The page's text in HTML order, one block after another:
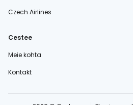
Czech Airlines
Cestee
Meie kohta
Kontakt